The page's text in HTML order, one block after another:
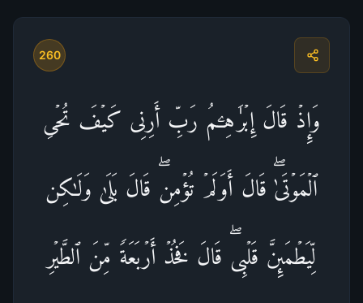
260
وَإِذۡ قَالَ إِبۡرَ ٰ⁠هِـۧمُ رَبِّ أَرِنِی كَیۡفَ تُحۡیِ
ٱلۡمَوۡتَىٰۖ قَالَ أَوَلَمۡ تُؤۡمِنۖ قَالَ بَلَىٰ وَلَـٰكِن
لِّیَطۡمَىِٕنَّ قَلۡبِیۖ قَالَ فَخُذۡ أَرۡبَعَةࣰ مِّنَ ٱلطَّیۡرِ